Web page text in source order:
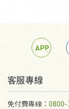
客服專線
免付費專線：